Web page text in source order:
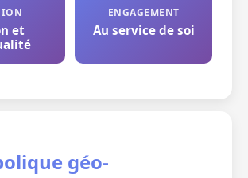
et
ENGAGEMENT
Au service de soi
géo-